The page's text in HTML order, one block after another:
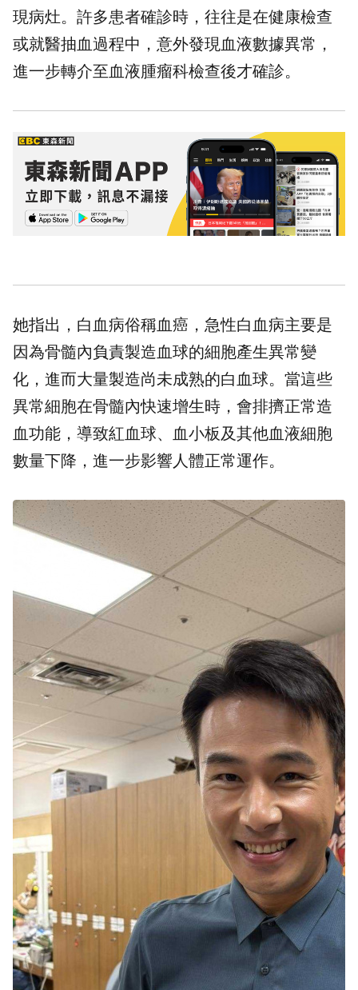
現病灶。許多患者確診時，往往是在健康檢查
或就醫抽血過程中，意外發現血液數據異常，
進一步轉介至血液腫瘤科檢查後才確診。
她指出，白血病俗稱血癌，急性白血病主要是
因為骨髓內負責製造血球的細胞產生異常變
化，進而大量製造尚未成熟的白血球。當這些
異常細胞在骨髓內快速增生時，會排擠正常造
血功能，導致紅血球、血小板及其他血液細胞
數量下降，進一步影響人體正常運作。